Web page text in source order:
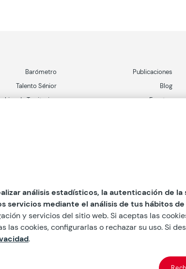
Barómetro
Talento Sénior
de Territorios
Publicaciones
Blog
Eventos
Copyright Tratamiento de datos personales
análisis estadísticos, la autenticación de la
mediante el análisis de tus hábitos
y servicios del sitio web. Si aceptas las
cookies, configurarlas o rechazar su uso. Si
.